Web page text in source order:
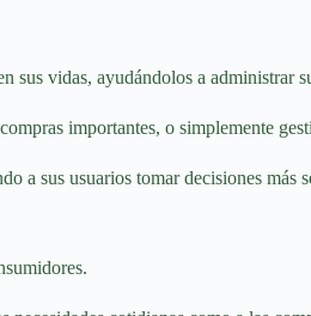
vidas, ayudándolos a administrar
importantes, o simplemente
a sus usuarios tomar decisiones más